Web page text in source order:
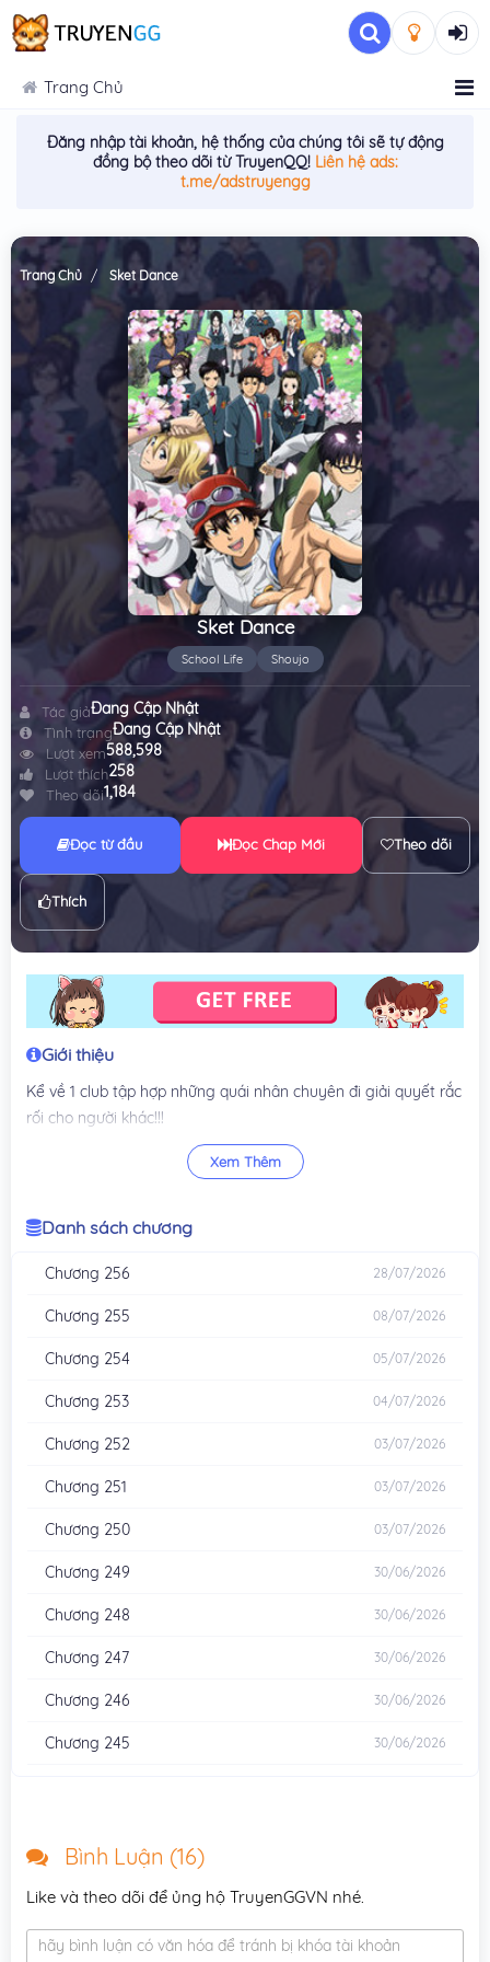
Trang Chủ
Đăng nhập tài khoản, hệ thống của chúng tôi sẽ tự động
đồng bộ theo dõi từ TruyenQQ! Liên hệ ads:
t.me/adstruyengg
Trang Chủ Sket Dance
Sket Dance
School Life Shoujo
Tác giảĐang Cập Nhật
Tình trạngĐang Cập Nhật
Lượt xem588,598
Lượt thích258
Theo dõi1,184
Đọc từ đầu Đọc Chap Mới Theo dõi
Thích
Giới thiệu
Kể về 1 club tập hợp những quái nhân chuyên đi giải quyết rắc
rối cho người khác!!!
1 manga hay và có ý nghĩa, xúc động nhưng không kém phần
Xem Thêm
Danh sách chương
Chương 256 28/07/2026
Chương 255 08/07/2026
Chương 254 05/07/2026
Chương 253 04/07/2026
Chương 252 03/07/2026
Chương 251 03/07/2026
Chương 250 03/07/2026
Chương 249 30/06/2026
Chương 248 30/06/2026
Chương 247 30/06/2026
Chương 246 30/06/2026
Chương 245 30/06/2026
Chương 242
Chương 240 27/06/2026
Bình Luận (16)
Like và theo dõi để ủng hộ TruyenGGVN nhé.
hãy bình luận có văn hóa để tránh bị khóa tài khoản